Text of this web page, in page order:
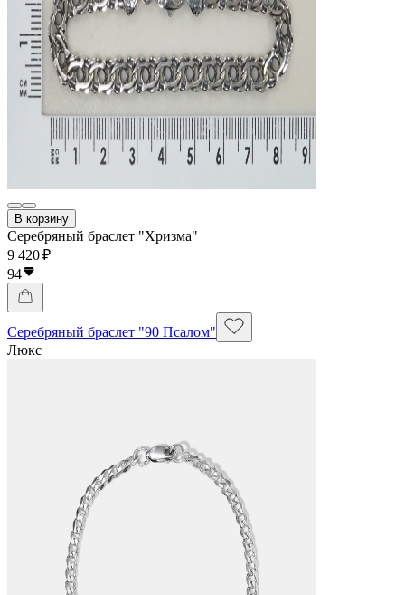
В корзину
Серебряный браслет "Хризма"
9 420 ₽
94
Серебряный браслет "90 Псалом"
Люкс